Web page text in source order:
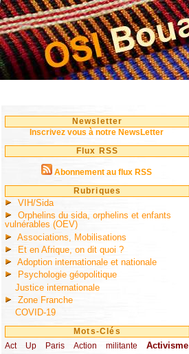
Newsletter
Inscrivez vous à notre NewsLetter
Flux RSS
Abonnement au flux RSS
Rubriques
VIH/Sida
Orphelins du sida, orphelins et enfants
vulnérables (OEV)
Associations, Mobilisations
Et en Afrique, on dit quoi ?
Adoption internationale et nationale
Psychologie géopolitique
Justice internationale
Zone Franche
COVID-19
Mots-Clés
Act Up Paris
(49/289) Action militante
(32/289) Activisme
(73/289)